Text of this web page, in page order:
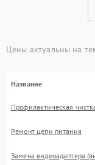
Цены актуальны на
Название
Профилактическая
Ремонт цепи питания
Замена видеоадаптера